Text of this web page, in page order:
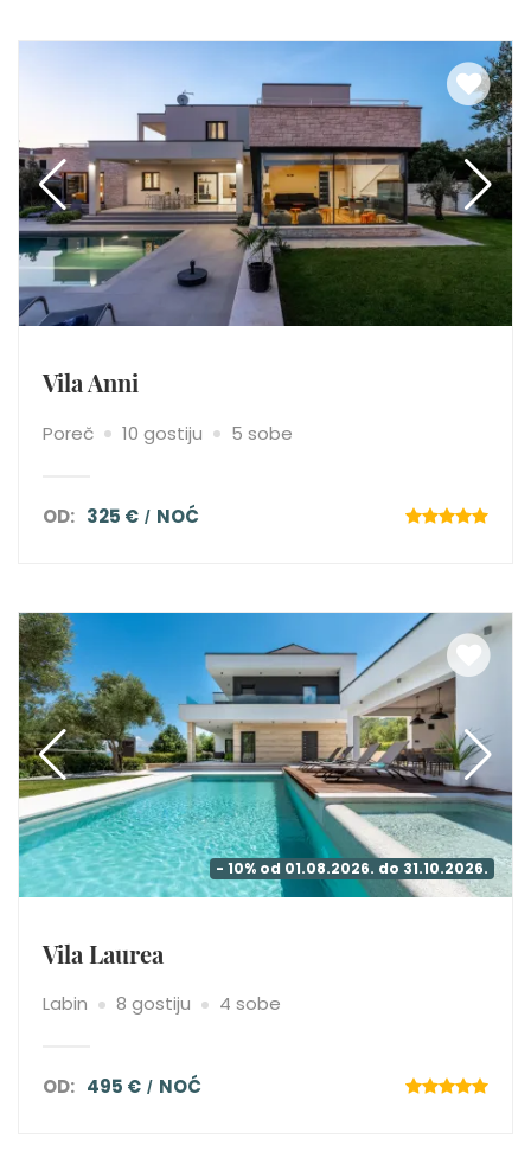
Vila Anni
Poreč 10 gostiju 5 sobe
OD: 325 € NOĆ
- 10% od 01.08.2026. do 31.10.2026.
Vila Laurea
Labin 8 gostiju 4 sobe
OD: 495 € NOĆ